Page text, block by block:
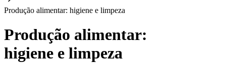
Produção alimentar: higiene e limpeza
Produção alimentar:
higiene e limpeza